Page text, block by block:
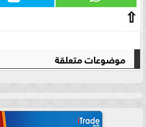
⇧
موضوعات متعلقة